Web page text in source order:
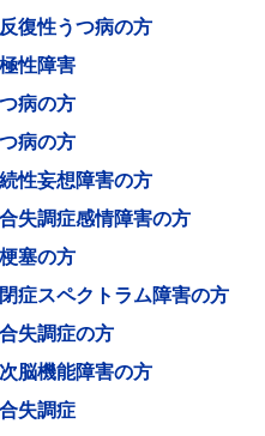
復性うつ病の方
性障害
病の方
病の方
性妄想障害の方
失調症感情障害の方
塞の方
症スペクトラム障害の方
失調症の方
脳機能障害の方
失調症